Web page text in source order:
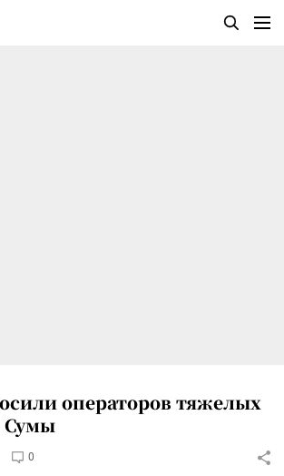
операторов тяжелых
Сумы
0